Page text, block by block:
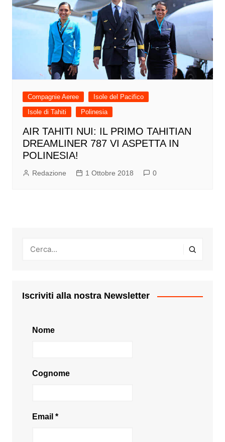
Compagnie Aeree
Isole del Pacifico
Isole di Tahiti
Polinesia
AIR TAHITI NUI: IL PRIMO TAHITIAN
DREAMLINER 787 VI ASPETTA IN
POLINESIA!
Redazione 1 Ottobre 2018 0
Iscriviti alla nostra Newsletter
Nome
Cognome
Email *